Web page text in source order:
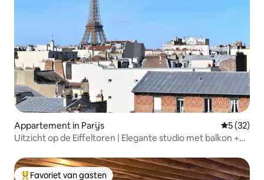
Appartement in Parijs
5 (32)
Uitzicht op de Eiffeltoren | Elegante studio met balkon +
Favoriet van gasten